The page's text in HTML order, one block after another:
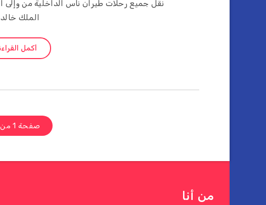
نقل جميع رحلات طيران ناس الداخلية من وإلى
الملك
أكمل
صفحة 1 من 1
من أنا